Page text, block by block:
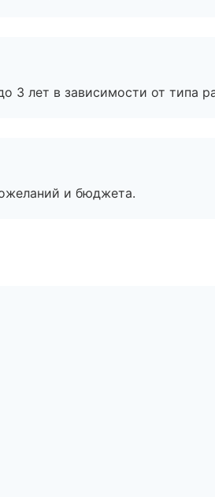
3 лет в зависимости от типа
и бюджета.